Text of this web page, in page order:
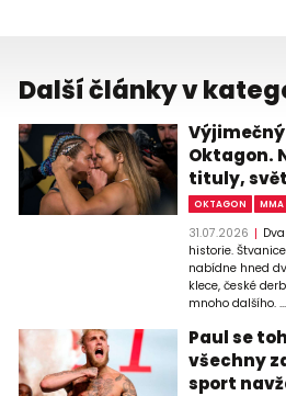
Další články v
Oktagon.
tituly,
OKTAGON MMA
31.07.2026
historie.
nabídne hned
klece, české
mnoho dalšího. ...
Paul se
všechny
sport